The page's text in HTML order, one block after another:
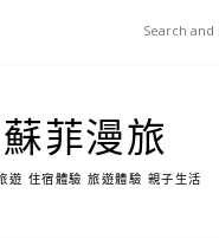
蘇菲漫旅
遊 住宿體驗 旅遊體驗 親子生活